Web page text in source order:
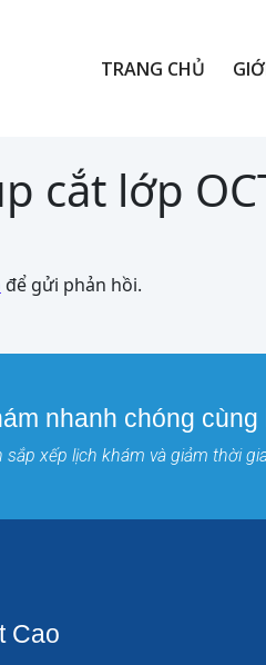
TRANG CHỦ
cắt lớp
để gửi phản hồi.
nhanh chóng
xếp lịch khám và giảm thời
Cao